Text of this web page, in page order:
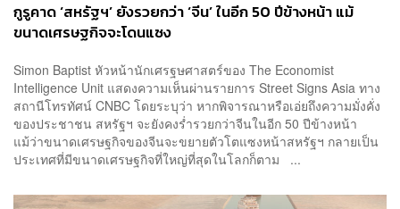
กูรูคาด ‘สหรัฐฯ’ ยังรวยกว่า ‘จีน’ ในอีก 50 ปีข้างหน้า แม้
ขนาดเศรษฐกิจจะโดนแซง
Simon Baptist หัวหน้านักเศรฐษศาสตร์ของ The Economist
Intelligence Unit แสดงความเห็นผ่านรายการ Street Signs Asia ทาง
สถานีโทรทัศน์ CNBC โดยระบุว่า หากพิจารณาหรือเอ่ยถึงความมั่งคั่ง
ของประชาชน สหรัฐฯ จะยังคงร่ำรวยกว่าจีนในอีก 50 ปีข้างหน้า
แม้ว่าขนาดเศรษฐกิจของจีนจะขยายตัวโตแซงหน้าสหรัฐฯ กลายเป็น
ประเทศที่มีขนาดเศรษฐกิจที่ใหญ่ที่สุดในโลกก็ตาม ...